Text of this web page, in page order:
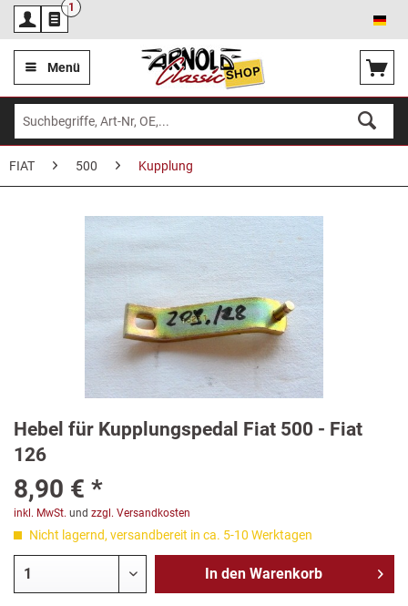
1
Menü
FIAT 500 Kupplung
Hebel für Kupplungspedal Fiat 500 - Fiat
126
8,90 € *
inkl. MwSt. und zzgl. Versandkosten
Nicht lagernd, versandbereit in ca. 5-10 Werktagen
In den Warenkorb